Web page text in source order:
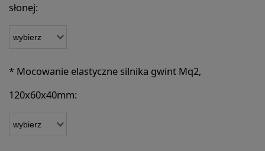
słonej:
* Mocowanie elastyczne silnika gwint Mq2,
120x60x40mm: